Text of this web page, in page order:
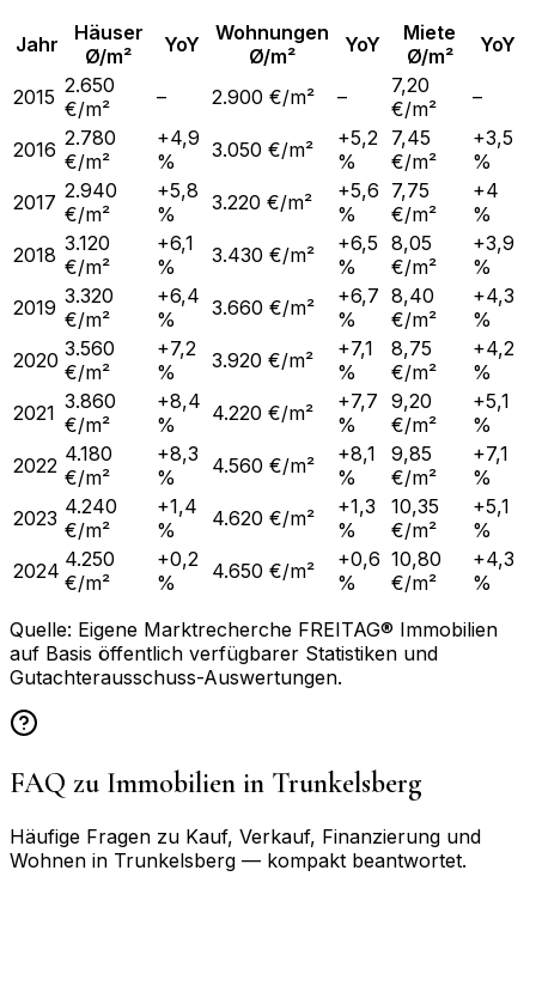
Jahr
Häuser
Ø/m²
YoY
Wohnungen
Ø/m²
YoY
Miete
Ø/m²
YoY
2015 2.650
€/m²
– 2.900 €/m² –
7,20
€/m²
–
2016 2.780
€/m²
+4,9
%
3.050 €/m²
+5,2
%
7,45
€/m²
+3,5
%
2017 2.940
€/m²
+5,8
%
3.220 €/m²
+5,6
%
7,75
€/m²
+4
%
2018 3.120
€/m²
+6,1
%
3.430 €/m²
+6,5
%
8,05
€/m²
+3,9
%
2019 3.320
€/m²
+6,4
%
3.660 €/m²
+6,7
%
8,40
€/m²
+4,3
%
2020 3.560
€/m²
+7,2
%
3.920 €/m²
+7,1
%
8,75
€/m²
+4,2
%
2021 3.860
€/m²
+8,4
%
4.220 €/m²
+7,7
%
9,20
€/m²
+5,1
%
2022 4.180
€/m²
+8,3
%
4.560 €/m²
+8,1
%
9,85
€/m²
+7,1
%
2023 4.240
€/m²
+1,4
%
4.620 €/m²
+1,3
%
10,35
€/m²
+5,1
%
2024 4.250
€/m²
+0,2
%
4.650 €/m²
+0,6
%
10,80
€/m²
+4,3
%
Quelle: Eigene Marktrecherche FREITAG® Immobilien
auf Basis öffentlich verfügbarer Statistiken und
Gutachterausschuss-Auswertungen.
FAQ zu Immobilien in Trunkelsberg
Häufige Fragen zu Kauf, Verkauf, Finanzierung und
Wohnen in Trunkelsberg — kompakt beantwortet.